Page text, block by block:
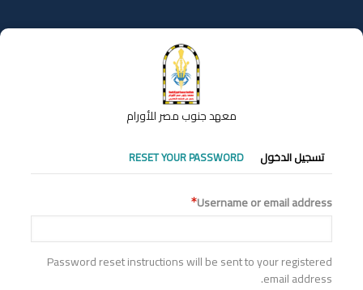
إلى
المحتوى
معهد جنوب مصر للأورام
التبويبات
الأساسية
تسجيل الدخول RESET YOUR PASSWORD
Username or email address
Password reset instructions will be sent to your registered
email address.